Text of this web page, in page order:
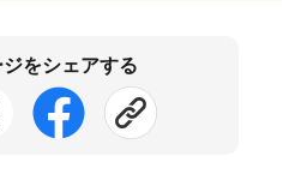
をシェアする